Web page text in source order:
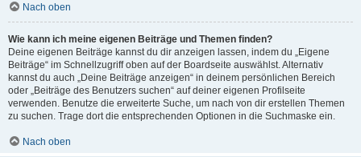
Nach oben
Wie kann ich meine eigenen Beiträge und Themen finden?
Deine eigenen Beiträge kannst du dir anzeigen lassen, indem du „Eigene
Beiträge“ im Schnellzugriff oben auf der Boardseite auswählst. Alternativ
kannst du auch „Deine Beiträge anzeigen“ in deinem persönlichen Bereich
oder „Beiträge des Benutzers suchen“ auf deiner eigenen Profilseite
verwenden. Benutze die erweiterte Suche, um nach von dir erstellen Themen
zu suchen. Trage dort die entsprechenden Optionen in die Suchmaske ein.
Nach oben